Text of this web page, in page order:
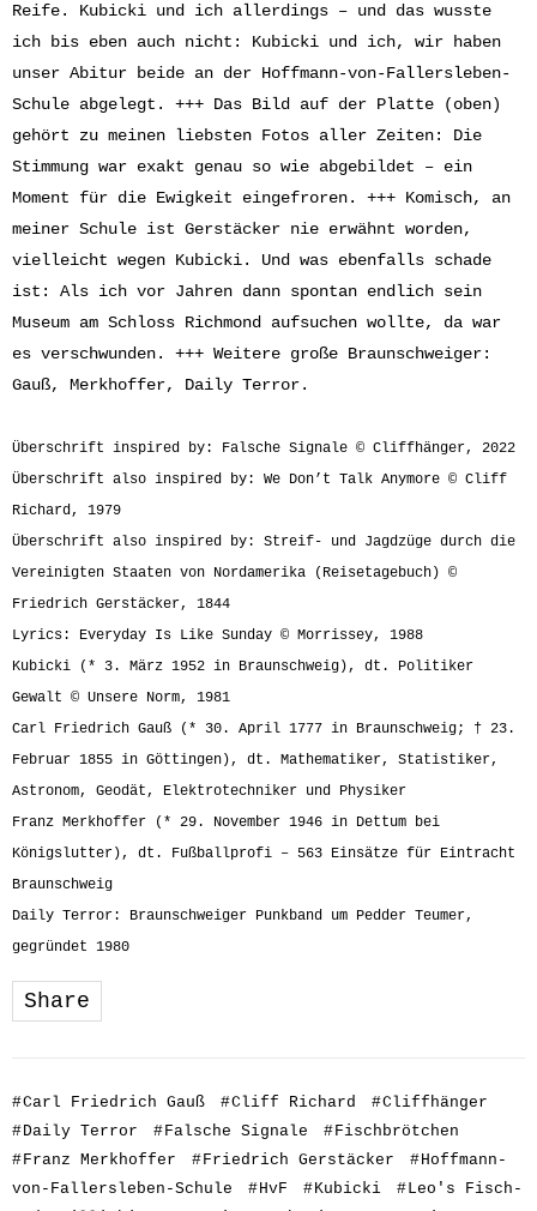
Reife. Kubicki und ich allerdings – und das wusste
ich bis eben auch nicht: Kubicki und ich, wir haben
unser Abitur beide an der Hoffmann-von-Fallersleben-
Schule abgelegt. +++ Das Bild auf der Platte (oben)
gehört zu meinen liebsten Fotos aller Zeiten: Die
Stimmung war exakt genau so wie abgebildet – ein
Moment für die Ewigkeit eingefroren. +++ Komisch, an
meiner Schule ist Gerstäcker nie erwähnt worden,
vielleicht wegen Kubicki. Und was ebenfalls schade
ist: Als ich vor Jahren dann spontan endlich sein
Museum am Schloss Richmond aufsuchen wollte, da war
es verschwunden. +++ Weitere große Braunschweiger:
Gauß, Merkhoffer, Daily Terror.
Überschrift inspired by: Falsche Signale © Cliffhänger, 2022
Überschrift also inspired by: We Don’t Talk Anymore © Cliff
Richard, 1979
Überschrift also inspired by: Streif- und Jagdzüge durch die
Vereinigten Staaten von Nordamerika (Reisetagebuch) ©
Friedrich Gerstäcker, 1844
Lyrics: Everyday Is Like Sunday © Morrissey, 1988
Kubicki (* 3. März 1952 in Braunschweig), dt. Politiker
Gewalt © Unsere Norm, 1981
Carl Friedrich Gauß (* 30. April 1777 in Braunschweig; † 23.
Februar 1855 in Göttingen), dt. Mathematiker, Statistiker,
Astronom, Geodät, Elektrotechniker und Physiker
Franz Merkhoffer (* 29. November 1946 in Dettum bei
Königslutter), dt. Fußballprofi – 563 Einsätze für Eintracht
Braunschweig
Daily Terror: Braunschweiger Punkband um Pedder Teumer,
gegründet 1980
Share
#Carl Friedrich Gauß #Cliff Richard #Cliffhänger
#Daily Terror #Falsche Signale #Fischbrötchen
#Franz Merkhoffer #Friedrich Gerstäcker #Hoffmann-
von-Fallersleben-Schule
#HvF #Kubicki #Leo's Fisch-